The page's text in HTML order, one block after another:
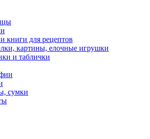
книги для рецептов
картины, елочные игрушки
и таблички
сумки